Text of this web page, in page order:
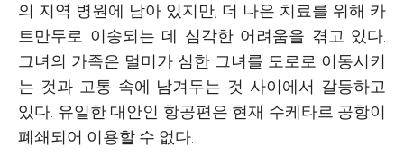
의 지역 병원에 남아 있지만, 더 나은 치료를 위해 카
트만두로 이송되는 데 심각한 어려움을 겪고 있다.
그녀의 가족은 멀미가 심한 그녀를 도로로 이동시키
는 것과 고통 속에 남겨두는 것 사이에서 갈등하고
있다. 유일한 대안인 항공편은 현재 수케타르 공항이
폐쇄되어 이용할 수 없다.